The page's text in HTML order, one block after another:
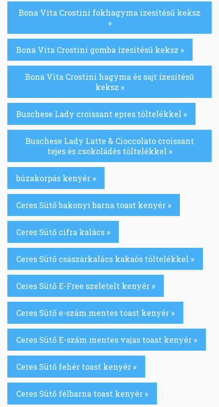
Bona Vita Crostini fokhagyma ízesítésű keksz
»
Bona Vita Crostini gomba ízesítésű keksz »
Bona Vita Crostini hagyma és sajt ízesítésű
keksz »
Buschese Lady croissant epres töltelékkel »
Buschese Lady Latte & Cioccolato croissant
tejes és csokoládés töltelékkel »
búzakorpás kenyér »
Ceres Sütő bakonyi barna toast kenyér »
Ceres Sütő cifra kalács »
Ceres Sütő császárkalács kakaós töltelékkel »
Ceres Sütő E-Free szeletelt kenyér »
Ceres Sütő e-szám mentes toast kenyér »
Ceres Sütő E-szám mentes vajas toast kenyér »
Ceres Sütő fehér toast kenyér »
Ceres Sütő félbarna toast kenyér »